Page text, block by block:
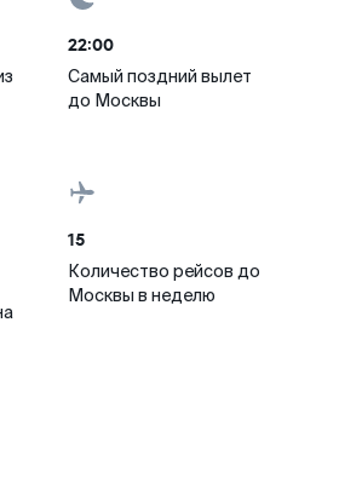
22:00
Самый поздний вылет
до Москвы
15
Количество рейсов до
Москвы в неделю